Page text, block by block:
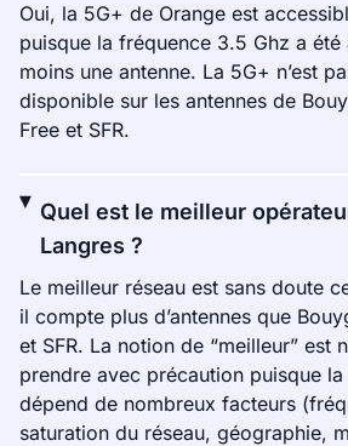
Oui, la 5G+ de Orange est
puisque la fréquence 3.5 Ghz a été
moins une antenne. La 5G+ n’est
disponible sur les antennes de
Free et SFR.
Quel est le meilleur
Langres ?
Le meilleur réseau est sans doute
il compte plus d’antennes que
et SFR. La notion de “meilleur” est
prendre avec précaution puisque
dépend de nombreux facteurs
saturation du réseau, géographie,